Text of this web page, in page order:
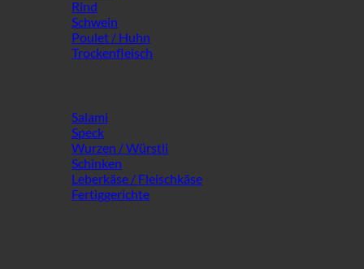
Rind
Schwein
Poulet / Huhn
Trockenfleisch
Salami
Speck
Wurzen / Würstli
Schinken
Leberkäse / Fleischkäse
Fertiggerichte